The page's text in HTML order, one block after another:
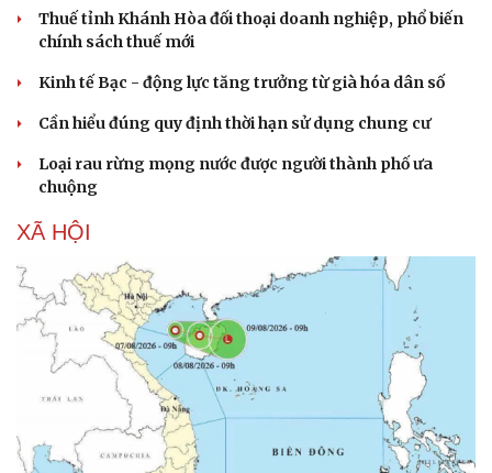
Thuế tỉnh Khánh Hòa đối thoại doanh nghiệp, phổ biến
chính sách thuế mới
Kinh tế Bạc - động lực tăng trưởng từ già hóa dân số
Cần hiểu đúng quy định thời hạn sử dụng chung cư
Loại rau rừng mọng nước được người thành phố ưa
chuộng
XÃ HỘI